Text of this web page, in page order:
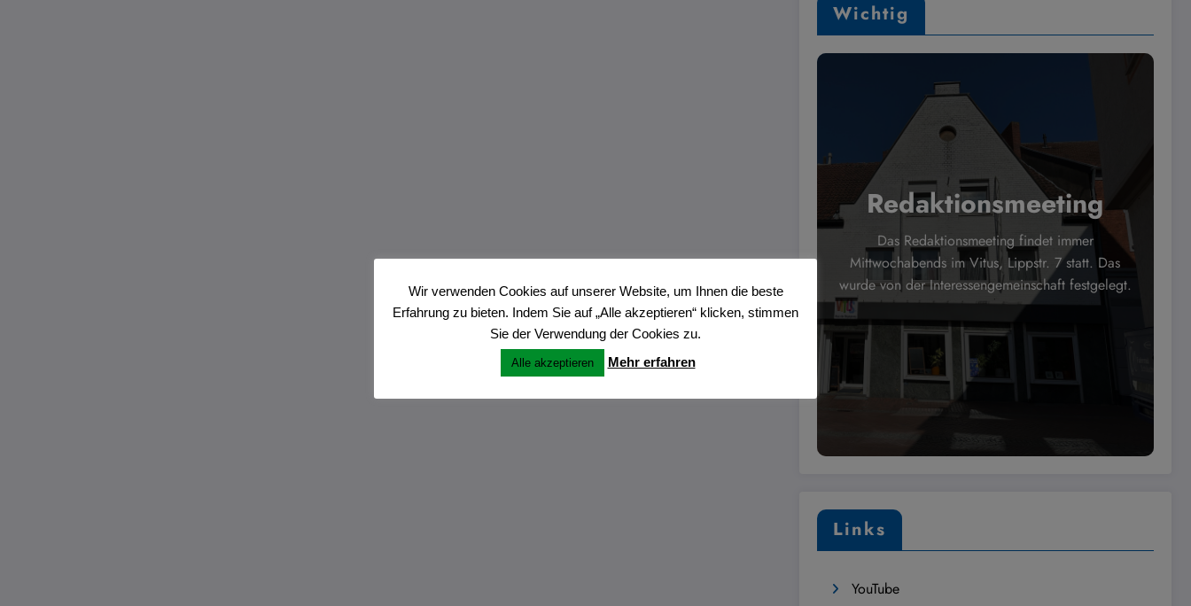
Wichtig
Redaktionsmeeting
Das Redaktionsmeeting findet immer
Mittwochabends im Vitus, Lippstr. 7 statt. Das
wurde von der Interessengemeinschaft festgelegt.
Links
YouTube
Wir verwenden Cookies auf unserer Website, um Ihnen die beste
Erfahrung zu bieten. Indem Sie auf „Alle akzeptieren“ klicken, stimmen
Sie der Verwendung der Cookies zu.
Alle akzeptieren Mehr erfahren